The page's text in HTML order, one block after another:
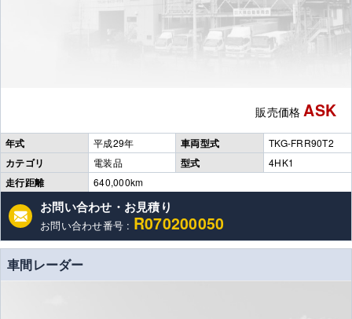
販売価格 ASK
年式 平成29年 車両型式 TKG-FRR90T2
カテゴリ 電装品 型式 4HK1
走行距離 640,000km
お問い合わせ・お見積り
お問い合わせ番号 : R070200050
車間レーダー